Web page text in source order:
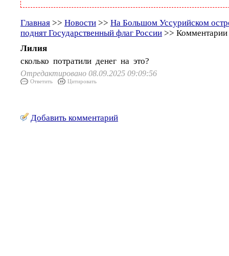
Главная >> Новости >> На Большом Уссурийском
поднят Государственный флаг России >> Комментарии
Лилия
сколько потратили денег на это?
Отредактировано 08.09.2025 09:09:56
Ответить Цитировать
Добавить комментарий